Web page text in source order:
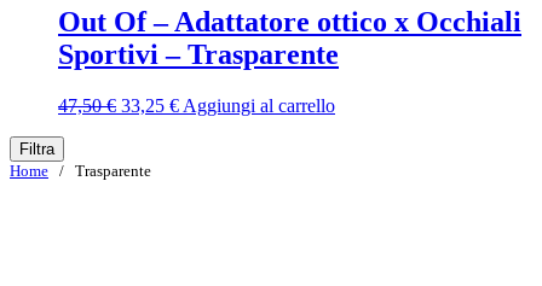
47,50 €.33,25 €.
Out Of – Adattatore ottico x Occhiali
Sportivi – Trasparente
47,50€ Il
era:
33,25 €IlAggiungi al carrello
Filtra
Home / Trasparente